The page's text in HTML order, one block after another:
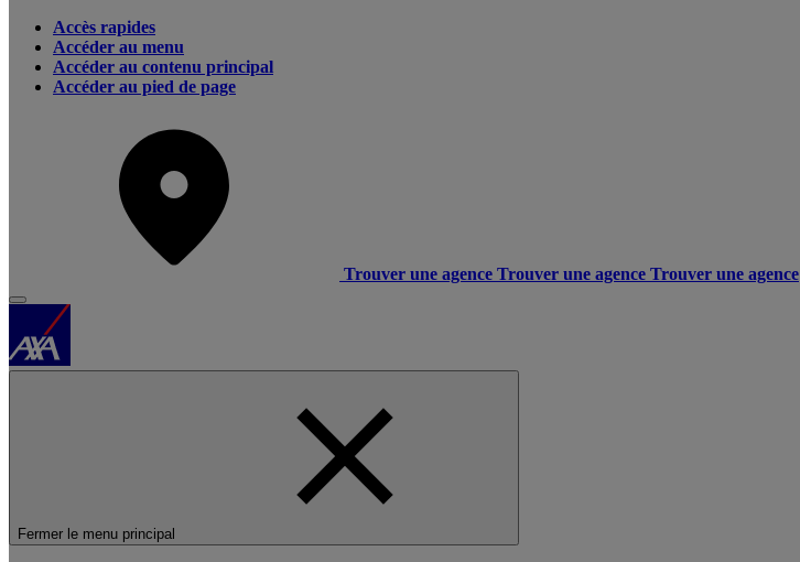
Accès rapides
Accéder au menu
Accéder au contenu principal
Accéder au pied de page
Trouver une agence Trouver une agence Trouver une agence
Fermer le menu principal